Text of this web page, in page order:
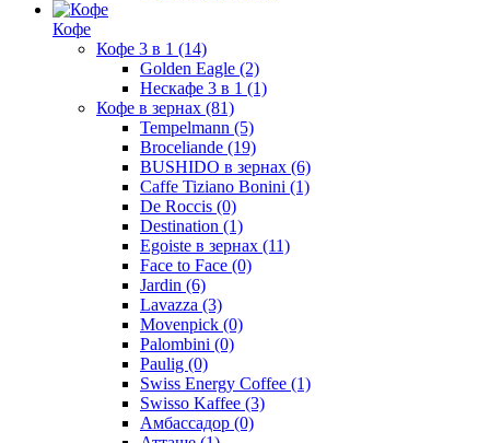
Кофе
Кофе 3 в 1 (14)
Golden Eagle (2)
Нескафе 3 в 1 (1)
Кофе в зернах (81)
Tempelmann (5)
Broceliande (19)
BUSHIDO в зернах (6)
Caffe Tiziano Bonini (1)
De Roccis (0)
Destination (1)
Egoiste в зернах (11)
Face to Face (0)
Jardin (6)
Lavazza (3)
Movenpick (0)
Palombini (0)
Paulig (0)
Swiss Energy Coffee (1)
Swisso Kaffee (3)
Амбассадор (0)